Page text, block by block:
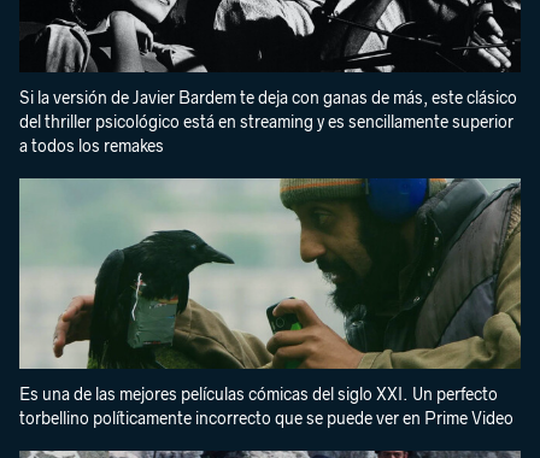
Si la versión de Javier Bardem te deja con ganas de más, este clásico
del thriller psicológico está en streaming y es sencillamente superior
a todos los remakes
Es una de las mejores películas cómicas del siglo XXI. Un perfecto
torbellino políticamente incorrecto que se puede ver en Prime Video